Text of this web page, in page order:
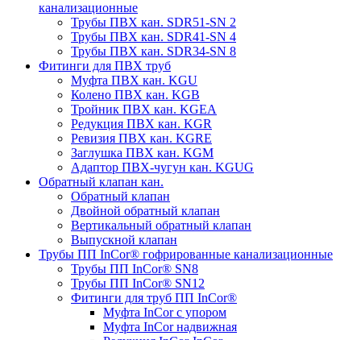
канализационные
Трубы ПВХ кан. SDR51-SN 2
Трубы ПВХ кан. SDR41-SN 4
Трубы ПВХ кан. SDR34-SN 8
Фитинги для ПВХ труб
Муфта ПВХ кан. KGU
Колено ПВХ кан. KGB
Тройник ПВХ кан. KGEA
Редукция ПВХ кан. KGR
Ревизия ПВХ кан. KGRE
Заглушка ПВХ кан. KGM
Адаптор ПВХ-чугун кан. KGUG
Обратный клапан кан.
Обратный клапан
Двойной обратный клапан
Вертикальный обратный клапан
Выпускной клапан
Трубы ПП InCor® гофри­рованные канализационные
Трубы ПП InCor® SN8
Трубы ПП InCor® SN12
Фитинги для труб ПП InCor®
Муфта InCor с упором
Муфта InCor надвижная